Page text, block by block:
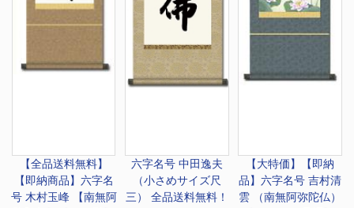
【全品送料無料】
【即納商品】六字名
号 木村玉峰 【南無阿
六字名号 中田逸夫
（小さめサイズ尺
三） 全品送料無料！
【大特価】
【即納
品】六字名号 吉村清
雲 （南無阿弥陀仏）